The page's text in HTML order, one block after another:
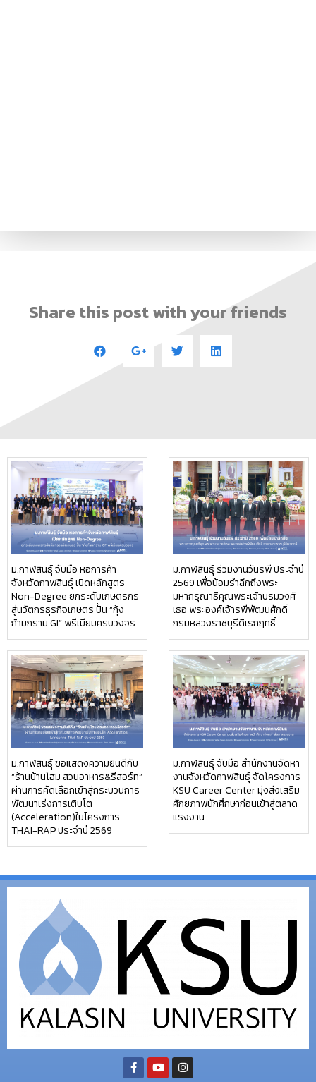
Share this post with your friends
ม.กาฬสินธุ์ จับมือ หอการค้า
จังหวัดกาฬสินธุ์ เปิดหลักสูตร
Non-Degree ยกระดับเกษตรกร
สู่นวัตกรธุรกิจเกษตร ปั้น “กุ้ง
ก้ามกราม GI” พรีเมียมครบวงจร
ม.กาฬสินธุ์ ร่วมงานวันรพี ประจำปี
2569 เพื่อน้อมรำลึกถึงพระ
มหากรุณาธิคุณพระเจ้าบรมวงศ์
เธอ พระองค์เจ้ารพีพัฒนศักดิ์
กรมหลวงราชบุรีดิเรกฤทธิ์
ม.กาฬสินธุ์ ขอแสดงความยินดีกับ
“ร้านบ้านโฮม สวนอาหาร&รีสอร์ท”
ผ่านการคัดเลือกเข้าสู่กระบวนการ
พัฒนาเร่งการเติบโต
(Acceleration)ในโครงการ
THAI-RAP ประจำปี 2569
ม.กาฬสินธุ์ จับมือ สำนักงานจัดหา
งานจังหวัดกาฬสินธุ์ จัดโครงการ
KSU Career Center มุ่งส่งเสริม
ศักยภาพนักศึกษาก่อนเข้าสู่ตลาด
แรงงาน